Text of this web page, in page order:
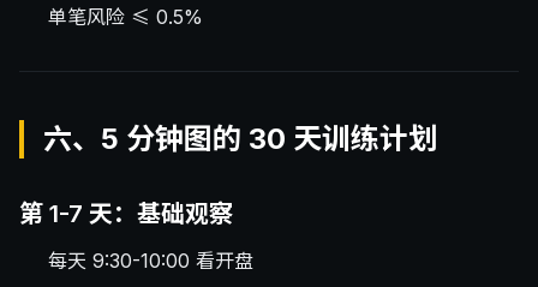
单笔风险 ≤ 0.5%
六、5 分钟图的 30 天训练计划
第 1-7 天：基础观察
每天 9:30-10:00 看开盘